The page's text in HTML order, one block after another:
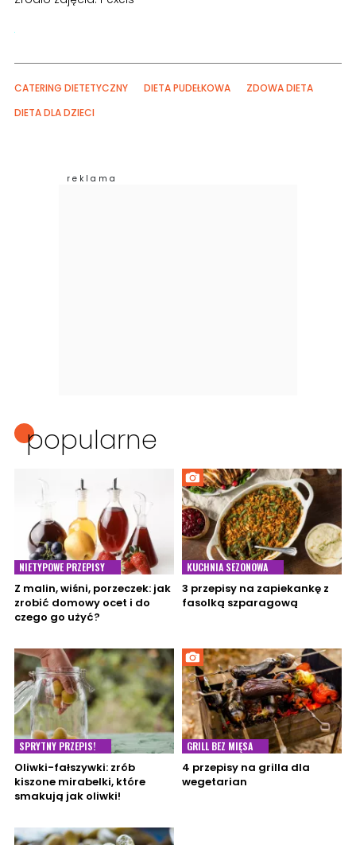
CATERING DIETETYCZNY DIETA PUDEŁKOWA
ZDOWA DIETA
DIETA DLA DZIECI
popularne
NIETYPOWE PRZEPISY
Z malin, wiśni, porzeczek: jak
zrobić domowy ocet i do
czego go użyć?
KUCHNIA SEZONOWA
3 przepisy na zapiekankę z
fasolką szparagową
SPRYTNY PRZEPIS!
Oliwki-fałszywki: zrób
kiszone mirabelki, które
smakują jak oliwki!
GRILL BEZ MIĘSA
4 przepisy na grilla dla
wegetarian